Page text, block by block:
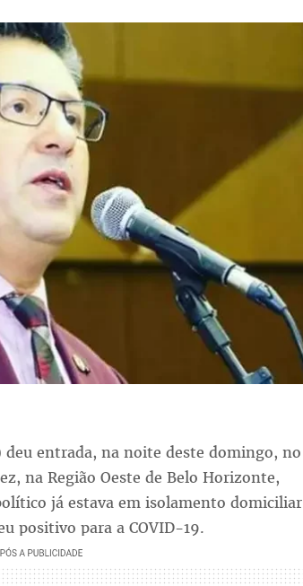
entrada, na noite deste domingo, no
na Região Oeste de Belo Horizonte,
já estava em isolamento domiciliar
positivo para a COVID-19.